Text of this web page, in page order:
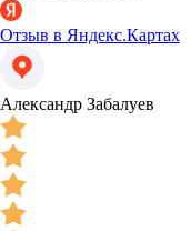
Отзыв в Яндекс.Картах
Александр Забалуев